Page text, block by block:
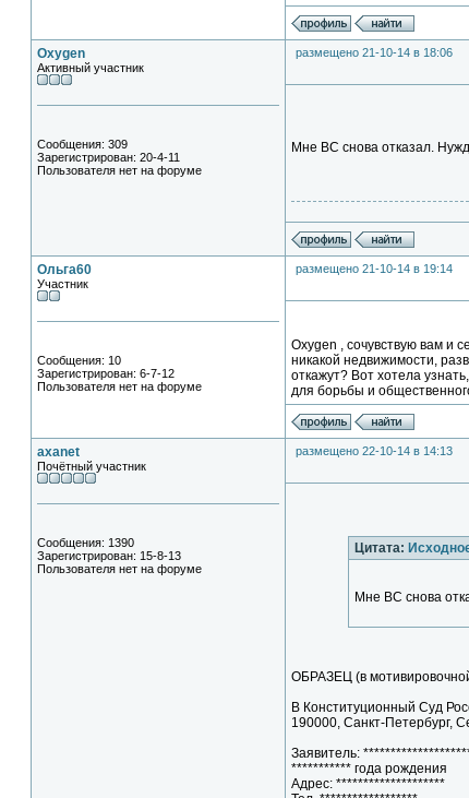
Oxygen
Активный участник
Сообщения: 309
Зарегистрирован: 20-4-11
Пользователя нет на форуме
размещено 21-10-14 в 18:06
Мне ВС снова отказал.
Ольга60
Участник
Сообщения: 10
Зарегистрирован: 6-7-12
Пользователя нет на форуме
размещено 21-10-14 в 19:14
Oxygen , сочувствую вам и
никакой недвижимости,
откажут? Вот хотела
для борьбы и
axanet
Почётный участник
Сообщения: 1390
Зарегистрирован: 15-8-13
Пользователя нет на форуме
размещено 22-10-14 в 14:13
Цитата:
Мне ВС снова
ОБРАЗЕЦ (в
В Конституционный Суд
190000, Санкт-Петербург,
Заявитель:
*********** года рождения
Адрес: ********************